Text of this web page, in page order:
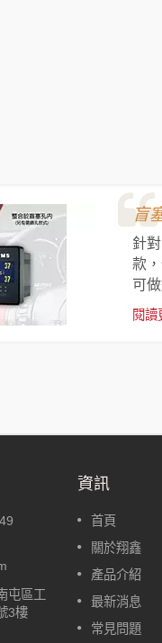
盲
針
款
可
閱讀
屯區工
3樓
資訊
首頁
關於翔鑫
產品介紹
最新消息
常見問題
盲塞型胎壓偵測器
針對Honda、Nissan
H、W417-N、W417-
入盲塞孔中；其他廠
有盲塞孔，也可鑽孔